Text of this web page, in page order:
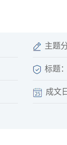
依申请公开 主题
标题：
成文